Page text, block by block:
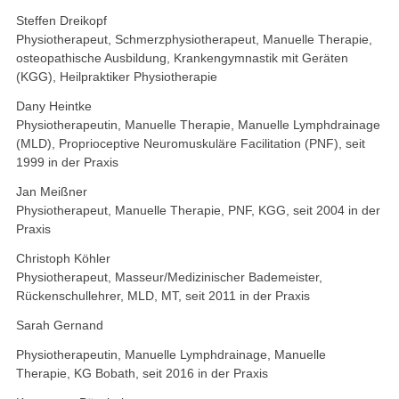
Impressum
Datenschutz
Steffen Dreikopf
Physiotherapeut, Schmerzphysiotherapeut, Manuelle Therapie,
osteopathische Ausbildung, Krankengymnastik mit Geräten
(KGG), Heilpraktiker Physiotherapie
Dany Heintke
Physiotherapeutin, Manuelle Therapie, Manuelle Lymphdrainage
(MLD), Proprioceptive Neuromuskuläre Facilitation (PNF), seit
1999 in der Praxis
Jan Meißner
Physiotherapeut, Manuelle Therapie, PNF, KGG, seit 2004 in der
Praxis
Christoph Köhler
Physiotherapeut, Masseur/Medizinischer Bademeister,
Rückenschullehrer, MLD, MT, seit 2011 in der Praxis
Sarah Gernand
Physiotherapeutin, Manuelle Lymphdrainage, Manuelle
Therapie, KG Bobath, seit 2016 in der Praxis